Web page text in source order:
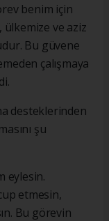
benim için
ülkemize ve aziz
Bu güvene
çalışmaya
desteklerinden
şu
eylesin.
etmesin,
Bu görevin